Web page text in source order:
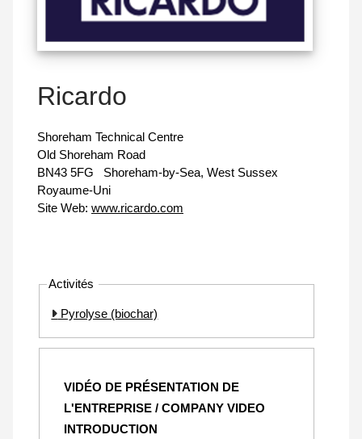
Ricardo
Shoreham Technical Centre
Old Shoreham Road
BN43 5FG
Shoreham-by-Sea, West Sussex
Royaume-Uni
Site Web: www.ricardo.com
Activités
Pyrolyse (biochar)
VIDÉO DE PRÉSENTATION DE
L'ENTREPRISE / COMPANY VIDEO
INTRODUCTION